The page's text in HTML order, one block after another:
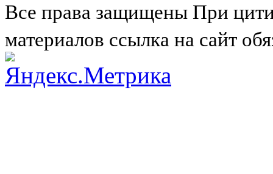
Все права защищены При
материалов ссылка на сайт